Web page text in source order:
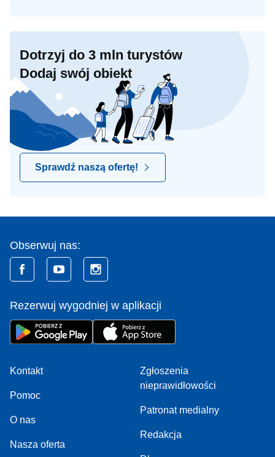
Dotrzyj do 3 mln turystów
Dodaj swój obiekt
Sprawdź naszą ofertę!
Obserwuj nas:
Rezerwuj wygodniej w aplikacji
Kontakt
Pomoc
O nas
Nasza oferta
Zgłoszenia
nieprawidłowości
Patronat medialny
Redakcja